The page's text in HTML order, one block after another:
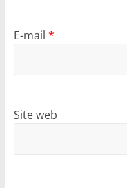
E-mail *
Site web